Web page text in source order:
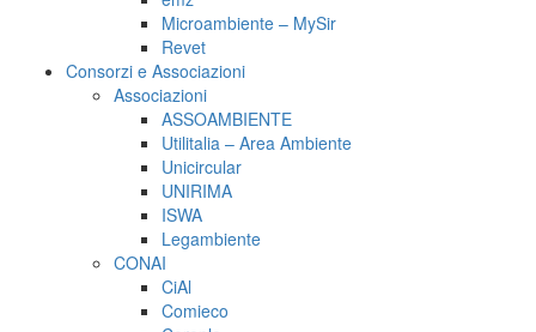
Microambiente – MySir
Revet
Consorzi e Associazioni
Associazioni
ASSOAMBIENTE
Utilitalia – Area Ambiente
Unicircular
UNIRIMA
ISWA
Legambiente
CONAI
CiAl
Comieco